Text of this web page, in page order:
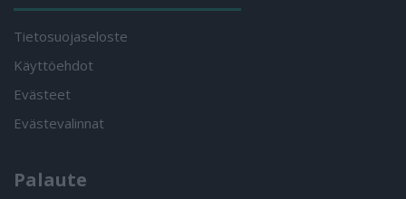
Tietosuojaseloste
Käyttöehdot
Evästeet
Evästevalinnat
Palaute